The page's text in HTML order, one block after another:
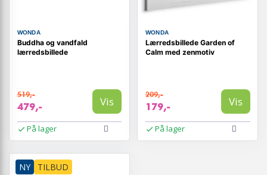
WONDA
Buddha og vandfald
lærredsbillede
519,-
479,- Vis
På lager
WONDA
Lærredsbillede Garden of
Calm med zenmotiv
209,-
179,- Vis
På lager
NY TILBUD